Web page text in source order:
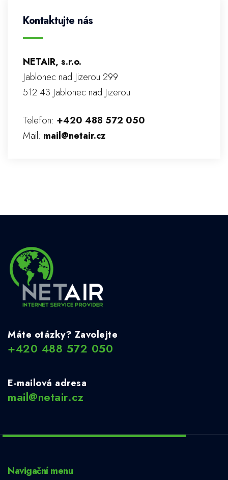
Kontaktujte nás
NETAIR, s.r.o.
Jablonec nad Jizerou 299
512 43 Jablonec nad Jizerou
Telefon: +420 488 572 050
Mail: mail@netair.cz
Máte otázky? Zavolejte
+420 488 572 050
E-mailová adresa
mail@netair.cz
Navigační menu